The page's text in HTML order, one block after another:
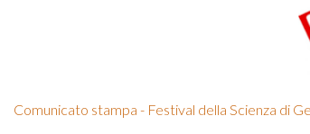
Comunicato stampa - Festival della Scienza di